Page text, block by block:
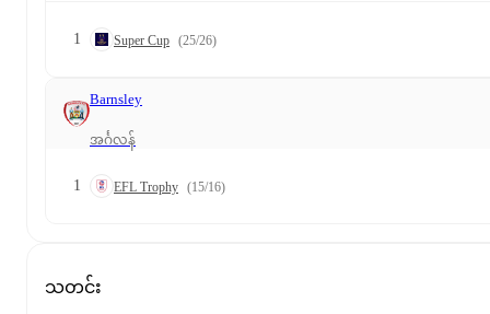
1 Super Cup (25/26)
Barnsley
အင်္ဂလန်
1 EFL Trophy (15/16)
သတင်း